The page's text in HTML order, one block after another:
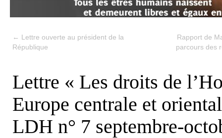
← Lettre ouverte au président de la
République
Rapport de
parcours des
Lettre « Les droits de
Europe centrale et
LDH n° 7 septembre-